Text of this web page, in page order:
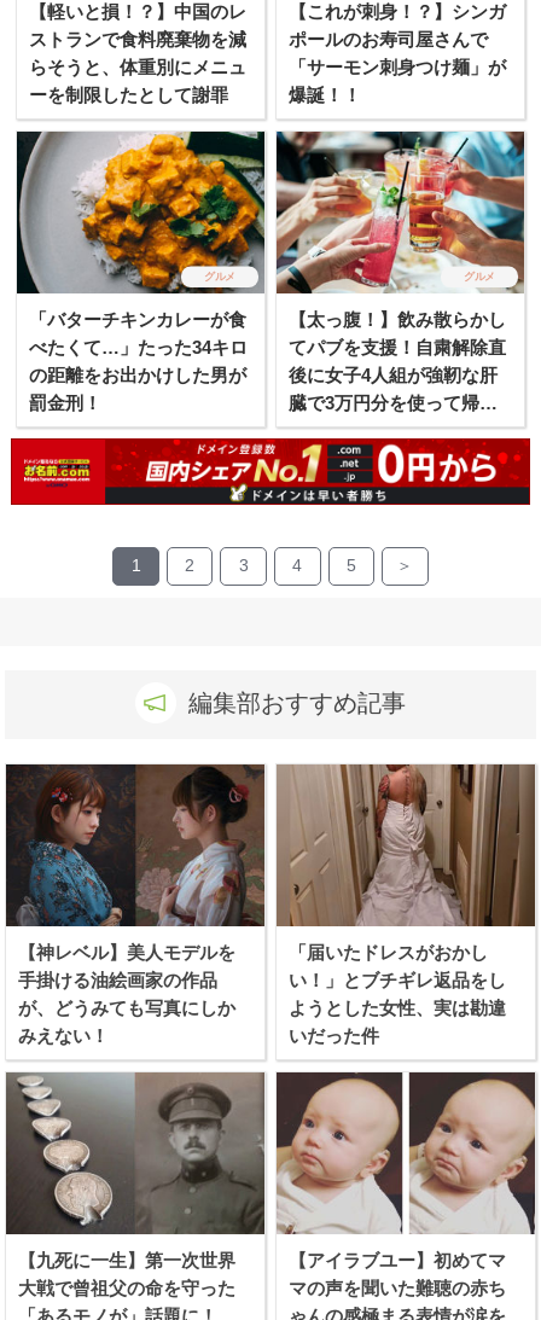
【軽いと損！？】中国のレ
ストランで食料廃棄物を減
らそうと、体重別にメニュ
ーを制限したとして謝罪
【これが刺身！？】シンガ
ポールのお寿司屋さんで
「サーモン刺身つけ麺」が
爆誕！！
「バターチキンカレーが食
べたくて…」たった34キロ
の距離をお出かけした男が
罰金刑！
グルメ
【太っ腹！】飲み散らかし
てパブを支援！自粛解除直
後に女子4人組が強靭な肝
臓で3万円分を使って帰
る！
グルメ
1 2 3 4 5 ＞
編集部おすすめ記事
【神レベル】美人モデルを
手掛ける油絵画家の作品
が、どうみても写真にしか
みえない！
「届いたドレスがおかし
い！」とブチギレ返品をし
ようとした女性、実は勘違
いだった件
【九死に一生】第一次世界
大戦で曾祖父の命を守った
【アイラブユー】初めてマ
マの声を聞いた難聴の赤ち